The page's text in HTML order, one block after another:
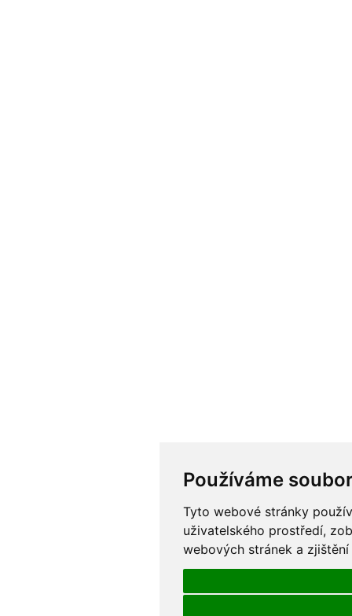
Používáme
Tyto webové stránky
uživatelského prostředí,
webových stránek a